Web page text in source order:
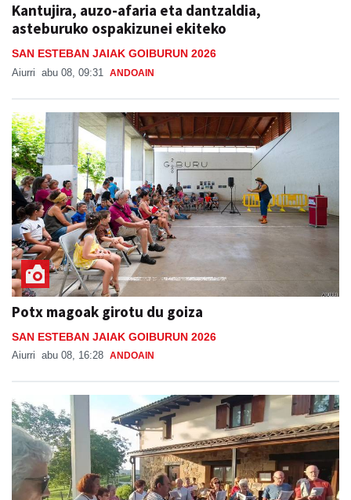
Kantujira, auzo-afaria eta dantzaldia,
asteburuko ospakizunei ekiteko
SAN ESTEBAN JAIAK GOIBURUN 2026
Aiurri abu 08, 09:31 ANDOAIN
Potx magoak girotu du goiza
SAN ESTEBAN JAIAK GOIBURUN 2026
Aiurri abu 08, 16:28 ANDOAIN